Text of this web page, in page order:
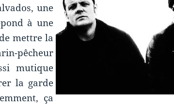
une
à une
mettre la
pêcheur
mutique
la garde
ça